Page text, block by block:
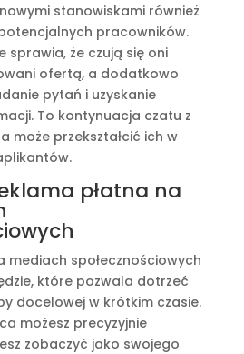
stanowiskami również
pracowników.
sprawia, że czują się oni
ofertą, a dodatkowo
pytań i uzyskanie
To kontynuacja czatu z
może przekształcić ich w
płatna na
mediach społecznościowych
które pozwala dotrzeć
docelowej w krótkim czasie.
możesz precyzyjnie
zobaczyć jako swojego